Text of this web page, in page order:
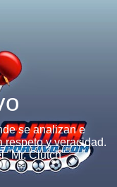
se analizan e
respeto y veracidad.
"Mr. Clutch"